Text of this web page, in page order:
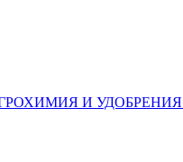
И УДОБРЕНИЯ